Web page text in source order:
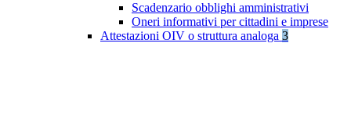
Scadenzario obblighi amministrativi
Oneri informativi per cittadini e imprese
Attestazioni OIV o struttura analoga 3